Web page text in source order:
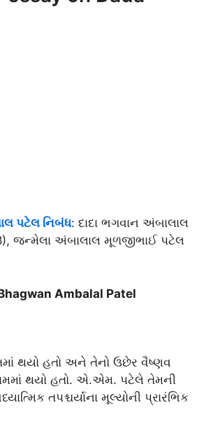
પટેલ નિબંધ: દાદા ભગવાન અંબાલાલ
જન્મેલા અંબાલાલ મૂળજીભાઈ પટેલ
Ambalal Patel
થયો હતો અને તેનો ઉછેર વૈષ્ણવ
થયો હતો. એ.એમ. પટેલે તેમની
તપશ્ચર્યાના મૂલ્યોની પ્રારંભિક